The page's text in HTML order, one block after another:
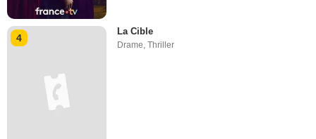
4
La Cible
Drame ,Thriller